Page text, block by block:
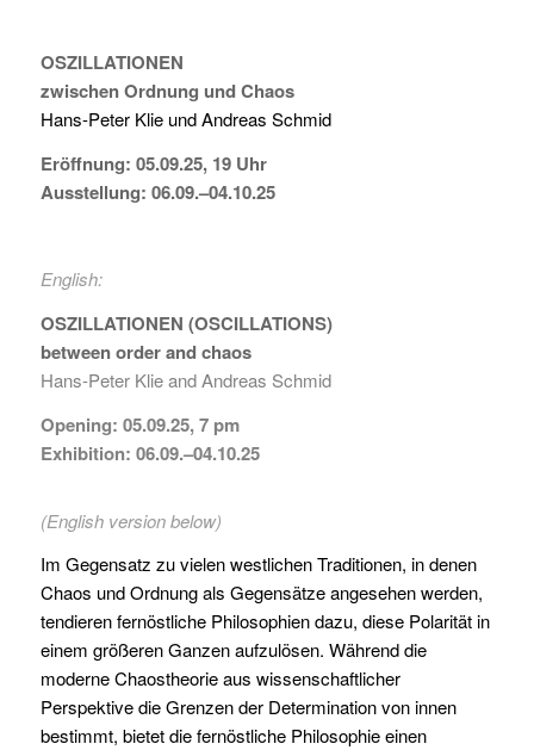
OSZILLATIONEN
zwischen Ordnung und Chaos
Hans-Peter Klie und Andreas Schmid
Eröffnung: 05.09.25, 19 Uhr
Ausstellung: 06.09.–04.10.25
English:
OSZILLATIONEN (OSCILLATIONS)
between order and chaos
Hans-Peter Klie and Andreas Schmid
Opening: 05.09.25, 7 pm
Exhibition: 06.09.–04.10.25
(English version below)
Im Gegensatz zu vielen westlichen Traditionen, in denen
Chaos und Ordnung als Gegensätze angesehen werden,
tendieren fernöstliche Philosophien dazu, diese Polarität in
einem größeren Ganzen aufzulösen. Während die
moderne Chaostheorie aus wissenschaftlicher
Perspektive die Grenzen der Determination von innen
bestimmt, bietet die fernöstliche Philosophie einen